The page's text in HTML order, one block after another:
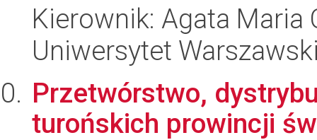
Kierownik: Agata Maria
Uniwersytet
Przetwórstwo,
turońskich prowincji